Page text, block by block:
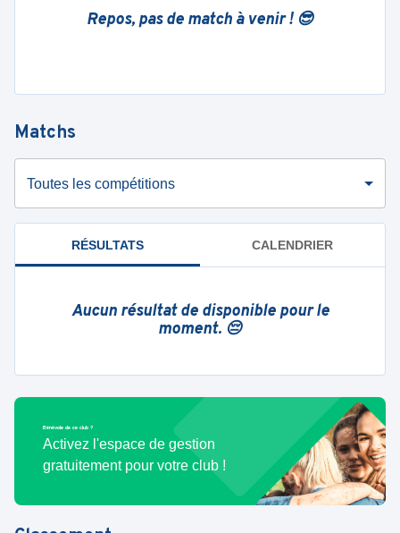
Repos, pas de match à venir ! 😎
Matchs
Toutes les compétitions
RÉSULTATS CALENDRIER
Aucun résultat de disponible pour le
moment. 😔
Bénévole de ce club ?
Activez l'espace de gestion
gratuitement pour votre club !